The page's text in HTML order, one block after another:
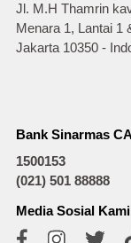
Jl. M.H Thamrin
Menara 1, Lantai 1
Jakarta 10350 -
Bank Sinarmas
1500153
(021) 501 88888
Media Sosial Kami